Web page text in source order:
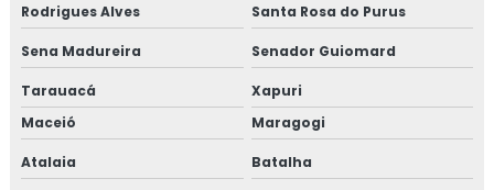
Rodrigues Alves Santa Rosa do Purus
Sena Madureira Senador Guiomard
Tarauacá
Xapuri
Maceió
Maragogi
Atalaia Batalha